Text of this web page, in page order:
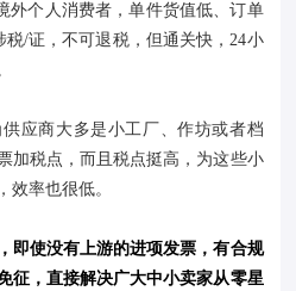
外个人消费者，单件货值低、订单
税/证，不可退税，但通关快，24小
应商大多是小工厂、作坊或者档
加税点，而且税点挺高，为这些小
效率也很低。
即使没有上游的进项发票，有合规
征，直接解决广大中小卖家从零星